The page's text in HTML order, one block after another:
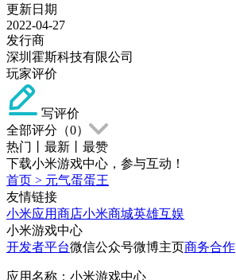
更新日期
2022-04-27
发行商
深圳霍斯科技有限公司
玩家评价
写评价
全部评分（0）
热门
最新
最赞
下载小米游戏中心，参与互动！
首页 > 元气蛋蛋王
友情链接
小米应用商店小米商城英雄互娱
小米游戏中心
开发者平台微信公众号微博主页商务合作
应用名称：小米游戏中心